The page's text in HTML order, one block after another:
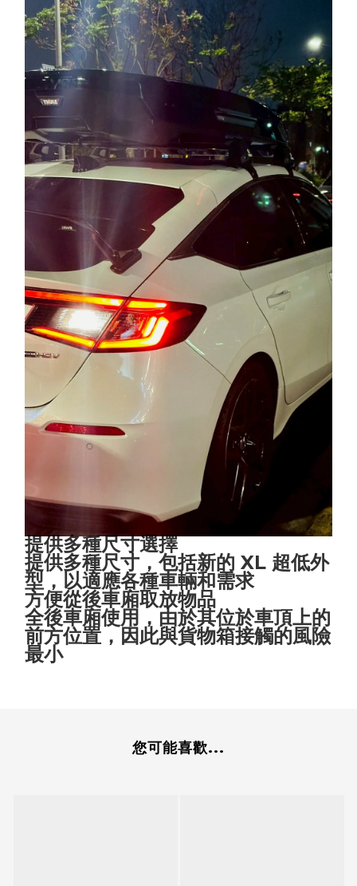
提供多種尺寸選擇
提供多種尺寸，包括新的 XL 超低外
型，以適應各種車輛和需求
方便從後車廂取放物品
全後車廂使用，由於其位於車頂上的
前方位置，因此與貨物箱接觸的風險
最小
您可能喜歡...